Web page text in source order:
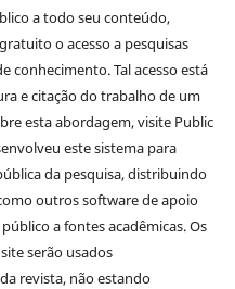
a todo seu conteúdo,
o acesso a pesquisas
conhecimento. Tal acesso está
e citação do trabalho de um
esta abordagem, visite Public
este sistema para
da pesquisa, distribuindo
outros software de apoio
a fontes acadêmicas. Os
serão usados
revista, não estando